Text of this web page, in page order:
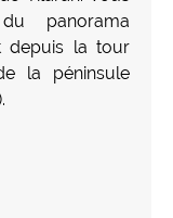
panorama
depuis la tour
la péninsule